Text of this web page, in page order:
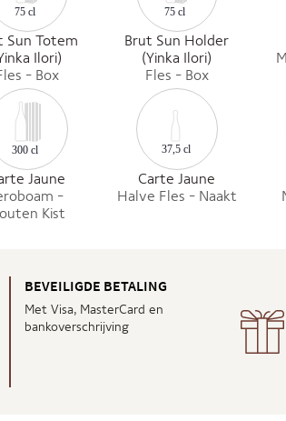
75 cl
Sun Totem
Ilori)
- Box
75 cl
Brut Sun Holder
(Yinka Ilori)
Fles - Box
300 cl
Jaune
-
Kist
37,5 cl
Carte Jaune
Halve Fles - Naakt
BEVEILIGDE BETALING
Met Visa, MasterCard en
bankoverschrijving